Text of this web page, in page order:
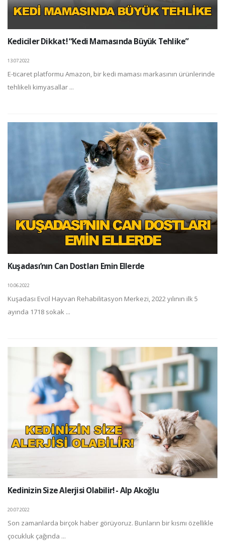
Kediciler Dikkat! “Kedi Mamasında Büyük Tehlike”
13.07.2022
E-ticaret platformu Amazon, bir kedi maması markasının ürünlerinde
tehlikeli kimyasallar ...
Kuşadası’nın Can Dostları Emin Ellerde
10.06.2022
Kuşadası Evcil Hayvan Rehabilitasyon Merkezi, 2022 yılının ilk 5
ayında 1718 sokak ...
Kedinizin Size Alerjisi Olabilir! - Alp Akoğlu
20.07.2022
Son zamanlarda birçok haber görüyoruz. Bunların bir kısmı özellikle
çocukluk çağında ...